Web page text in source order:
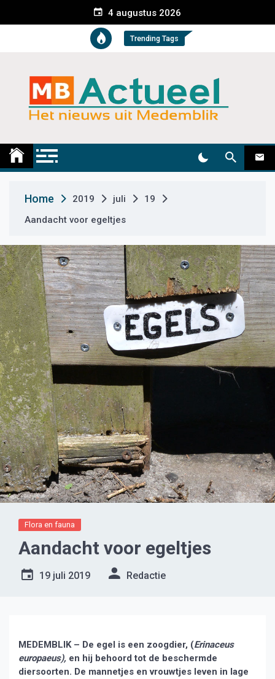
e
t
4 augustus 2026
Trending Tags
Medemblik Actueel
Home 2019 juli
19
Aandacht voor egeltjes
Flora en fauna
Aandacht voor egeltjes
19 juli 2019 Redactie
MEDEMBLIK – De egel is een zoogdier, (Erinaceus
europaeus), en hij behoord tot de beschermde
diersoorten. De mannetjes en vrouwtjes leven in lage